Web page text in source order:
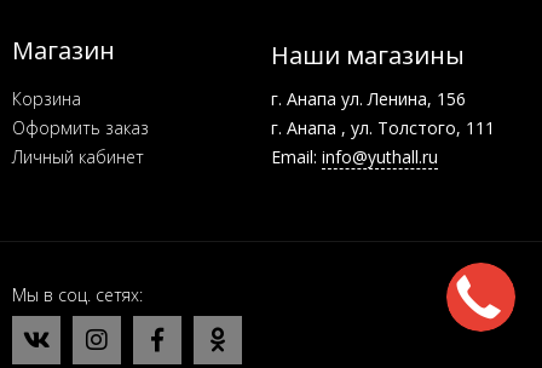
Магазин
Корзина
Оформить заказ
Личный кабинет
Наши магазины
г. Анапа ул. Ленина, 156
г. Анапа , ул. Толстого, 111
Email: info@yuthall.ru
Мы в соц. сетях